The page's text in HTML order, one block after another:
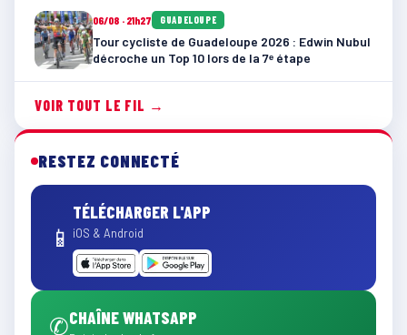
06/08 · 21h27 GUADELOUPE
Tour cycliste de Guadeloupe 2026 : Edwin Nubul
décroche un Top 10 lors de la 7ᵉ étape
VOIR TOUT LE FIL →
RESTEZ CONNECTÉ
📱
TÉLÉCHARGER L'APP
iOS & Android
✆CHAÎNE WHATSAPP